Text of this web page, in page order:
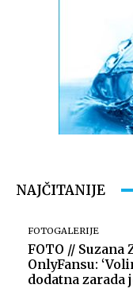
NAJČITANIJE
FOTOGALERIJE
FOTO // Suzana
OnlyFansu:
dodatna zarada